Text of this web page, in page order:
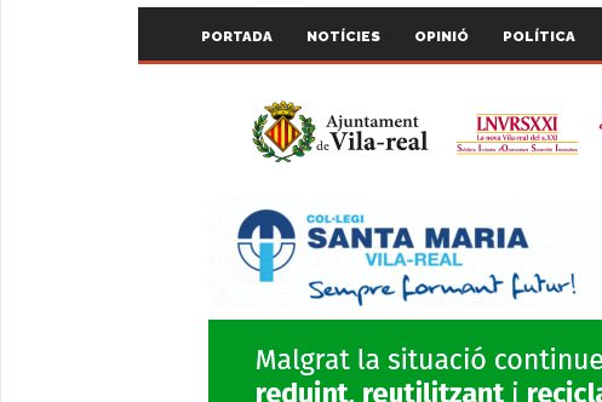
PORTADA NOTÍCIES OPINIÓ POLÍTICA